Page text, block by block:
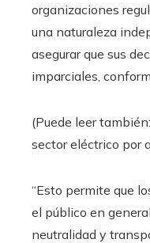
organizaciones
una naturaleza
asegurar que sus
imparciales,
(Puede leer
sector eléctrico por
“Esto permite que
el público en
neutralidad y